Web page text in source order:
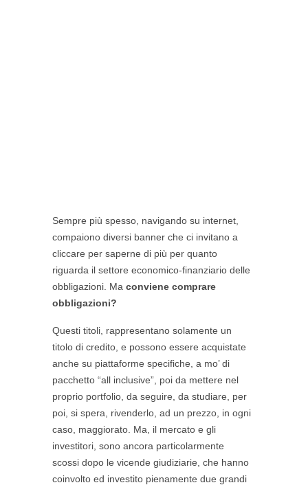
Sempre più spesso, navigando su internet,
compaiono diversi banner che ci invitano a
cliccare per saperne di più per quanto
riguarda il settore economico-finanziario delle
obbligazioni. Ma conviene comprare
obbligazioni?
Questi titoli, rappresentano solamente un
titolo di credito, e possono essere acquistate
anche su piattaforme specifiche, a mo’ di
pacchetto “all inclusive”, poi da mettere nel
proprio portfolio, da seguire, da studiare, per
poi, si spera, rivenderlo, ad un prezzo, in ogni
caso, maggiorato. Ma, il mercato e gli
investitori, sono ancora particolarmente
scossi dopo le vicende giudiziarie, che hanno
coinvolto ed investito pienamente due grandi